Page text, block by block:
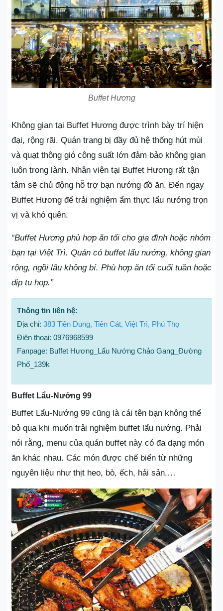
Buffet Hương
Không gian tại Buffet Hương được trình bày trí hiện
đại, rộng rãi. Quán trang bị đầy đủ hệ thống hút mùi
và quạt thông gió công suất lớn đảm bảo không gian
luôn trong lành. Nhân viên tại Buffet Hương rất tận
tâm sẽ chủ động hỗ trợ bạn nướng đồ ăn. Đến ngay
Buffet Hương để trải nghiệm ẩm thực lẩu nướng trọn
vị và khó quên.
“Buffet Hương phù hợp ăn tối cho gia đình hoặc nhóm
bạn tại Việt Trì. Quán có buffet lẩu nướng, không gian
rộng, ngồi lâu không bí. Phù hợp ăn tối cuối tuần hoặc
dịp tụ họp.”
Thông tin liên hệ:
Địa chỉ: 383 Tiên Dung, Tiên Cát, Việt Trì, Phú Thọ
Điện thoại: 0976968599
Fanpage: Buffet Hương_Lẩu Nướng Chảo Gang_Đường
Phố_139k
Buffet Lẩu-Nướng 99
Buffet Lẩu-Nướng 99 cũng là cái tên bạn không thể
bỏ qua khi muốn trải nghiệm buffet lẩu nướng. Phải
nói rằng, menu của quán buffet này có đa dạng món
ăn khác nhau. Các món được chế biến từ những
nguyên liệu như thịt heo, bò, ếch, hải sản,…